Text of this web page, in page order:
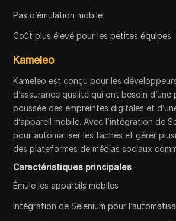
Pas d’émulation mobile
Coût plus élevé pour les petites équipes
Kameleo
Kameleo est conçu pour les
d’assurance qualité qui ont besoin d’une
poussée des empreintes digitales et
d’appareil mobile. Avec l’intégration de
pour automatiser les tâches et gérer
des plateformes de médias sociaux
Caractéristiques principales :
Émule les appareils mobiles
Intégration de Selenium pour